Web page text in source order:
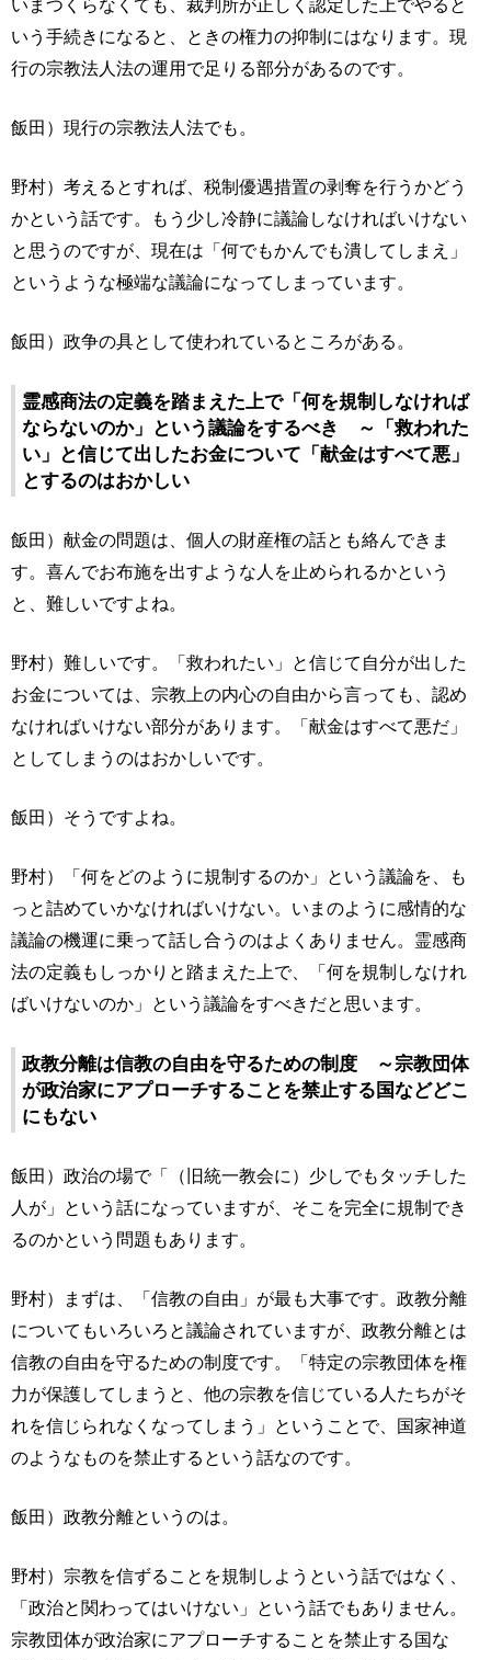
いう手続きになると、ときの権力の抑制にはなります。現
行の宗教法人法の運用で足りる部分があるのです。
飯田）現行の宗教法人法でも。
野村）考えるとすれば、税制優遇措置の剥奪を行うかどう
かという話です。もう少し冷静に議論しなければいけない
と思うのですが、現在は「何でもかんでも潰してしまえ」
というような極端な議論になってしまっています。
飯田）政争の具として使われているところがある。
霊感商法の定義を踏まえた上で「何を規制しなければ
ならないのか」という議論をするべき ～「救われた
い」と信じて出したお金について「献金はすべて悪」
とするのはおかしい
飯田）献金の問題は、個人の財産権の話とも絡んできま
す。喜んでお布施を出すような人を止められるかという
と、難しいですよね。
野村）難しいです。「救われたい」と信じて自分が出した
お金については、宗教上の内心の自由から言っても、認め
なければいけない部分があります。「献金はすべて悪だ」
としてしまうのはおかしいです。
飯田）そうですよね。
野村）「何をどのように規制するのか」という議論を、も
っと詰めていかなければいけない。いまのように感情的な
議論の機運に乗って話し合うのはよくありません。霊感商
法の定義もしっかりと踏まえた上で、「何を規制しなけれ
ばいけないのか」という議論をすべきだと思います。
政教分離は信教の自由を守るための制度 ～宗教団体
が政治家にアプローチすることを禁止する国などどこ
にもない
飯田）政治の場で「（旧統一教会に）少しでもタッチした
人が」という話になっていますが、そこを完全に規制でき
るのかという問題もあります。
野村）まずは、「信教の自由」が最も大事です。政教分離
についてもいろいろと議論されていますが、政教分離とは
信教の自由を守るための制度です。「特定の宗教団体を権
力が保護してしまうと、他の宗教を信じている人たちがそ
れを信じられなくなってしまう」ということで、国家神道
のようなものを禁止するという話なのです。
飯田）政教分離というのは。
野村）宗教を信ずることを規制しようという話ではなく、
「政治と関わってはいけない」という話でもありません。
宗教団体が政治家にアプローチすることを禁止する国な